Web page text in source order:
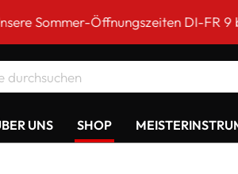
Öffnungszeiten DI-FR 9 bis 18
UNS SHOP